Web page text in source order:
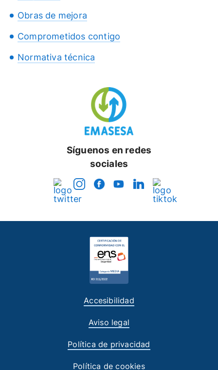
Obras de mejora
Comprometidos contigo
Normativa técnica
Síguenos en redes
sociales
Accesibilidad
Aviso legal
Política de privacidad
Política de cookies